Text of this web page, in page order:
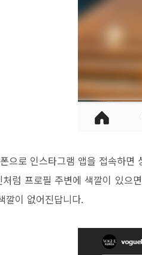
으로 인스타그램 앱을 접속하면
처럼 프로필 주변에 색깔이 있으
깔이 없어진답니다.